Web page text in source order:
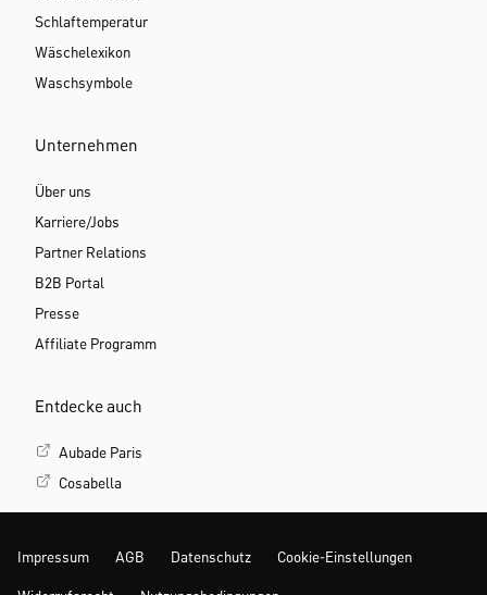
Schlaftemperatur
Wäschelexikon
Waschsymbole
Unternehmen
Über uns
Karriere/Jobs
Partner Relations
B2B Portal
Presse
Affiliate Programm
Entdecke auch
Aubade Paris
Cosabella
Impressum AGB Datenschutz Cookie-Einstellungen